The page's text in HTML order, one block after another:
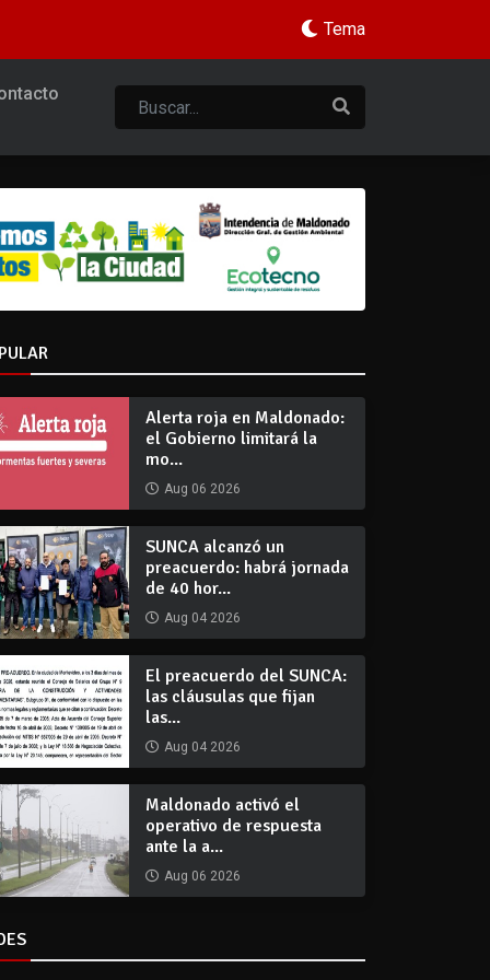
Tema
Alerta roja en Maldonado:
el Gobierno limitará la
mo...
Aug 06 2026
SUNCA alcanzó un
preacuerdo: habrá jornada
de 40 hor...
Aug 04 2026
El preacuerdo del SUNCA:
las cláusulas que fijan
las...
Aug 04 2026
Maldonado activó el
operativo de respuesta
ante la a...
Aug 06 2026